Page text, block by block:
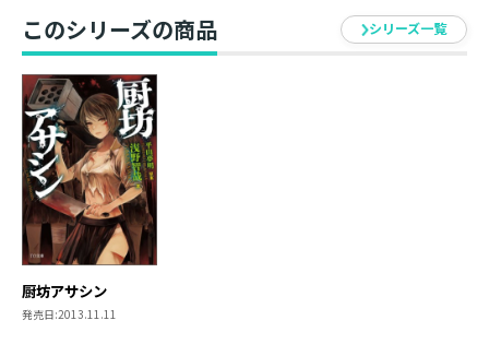
■著者紹介
神奈川県川崎市生まれ。「独白するユニバーサル横メル
カトル」で、2006年に日本推理作家協会賞短編部門受
賞、同名タイトルの作品集にて2007年度『このミステリ
ーがすごい! 』国内部門1位を獲得。2010年、『ダイナ
ー』(ポプラ社)で第31回吉川英治文学新人賞の最終候
補、第28回日本冒険小説協会大賞、第13回大藪春彦賞を
受賞。著書に『或るろくでなしの死』(角川書店)、『暗
浅野智哉（アサノ トモヤ）
このシリーズの商品 シリーズ一覧
厨坊アサシン
発売日:2013.11.11